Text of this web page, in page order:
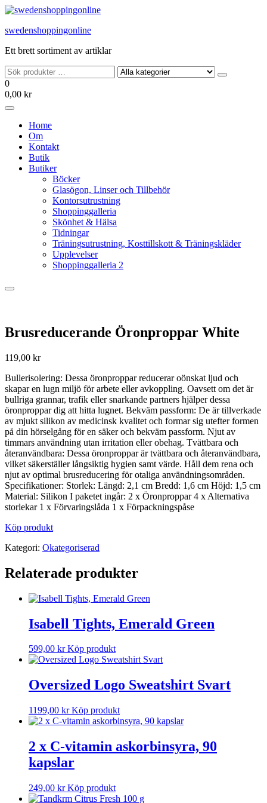
Hoppa
innehållet
swedenshoppingonline
Ett brett sortiment av artiklar
0
0,00 kr
Home
Om
Kontakt
Butik
Butiker
Böcker
Glasögon, Linser och Tillbehör
Kontorsutrustning
Shoppinggalleria
Skönhet & Hälsa
Tidningar
Träningsutrustning, Kosttillskott & Träningskläder
Upplevelser
Shoppinggalleria 2
Brusreducerande Öronproppar White
119,00 kr
Bullerisolering: Dessa öronproppar reducerar oönskat ljud och
skapar en lugn miljö för arbete eller avkoppling. Oavsett om det är
bullriga grannar, trafik eller snarkande partners hjälper dessa
öronproppar dig att hitta lugnet. Bekväm passform: De är tillverkade
av mjukt silikon av medicinsk kvalitet och formar sig utefter formen
på din hörselgång för en säker och bekväm passform. Njut av
timmars användning utan irritation eller obehag. Tvättbara och
återanvändbara: Dessa öronproppar är tvättbara och återanvändbara,
vilket säkerställer långsiktig hygien samt värde. Håll dem rena och
njut av optimal brusreducering för otaliga användningsområden.
Specifikationer: Storlek: Längd: 2,1 cm Bredd: 1,6 cm Höjd: 1,5 cm
Material: Silikon I paketet ingår: 2 x Öronproppar 4 x Alternativa
storlekar 1 x Förvaringslåda 1 x Förpackningspåse
Köp produkt
Kategori: Okategoriserad
Relaterade produkter
Isabell Tights, Emerald Green
599,00 kr Köp produkt
Oversized Logo Sweatshirt Svart
1199,00 kr Köp produkt
2 x C-vitamin askorbinsyra, 90
kapslar
249,00 kr Köp produkt